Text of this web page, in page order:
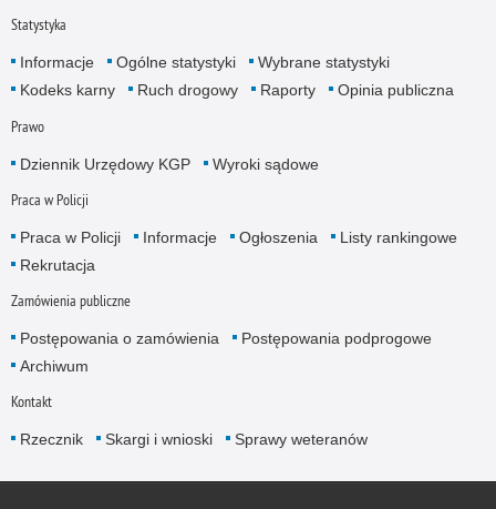
Statystyka
Informacje Ogólne statystyki
Wybrane statystyki
Kodeks karny
Ruch drogowy Raporty Opinia publiczna
Prawo
Dziennik Urzędowy KGP Wyroki sądowe
Praca w Policji
Praca w Policji Informacje Ogłoszenia
Listy rankingowe
Rekrutacja
Zamówienia publiczne
Postępowania o zamówienia
Postępowania podprogowe
Archiwum
Kontakt
Rzecznik Skargi i wnioski Sprawy weteranów